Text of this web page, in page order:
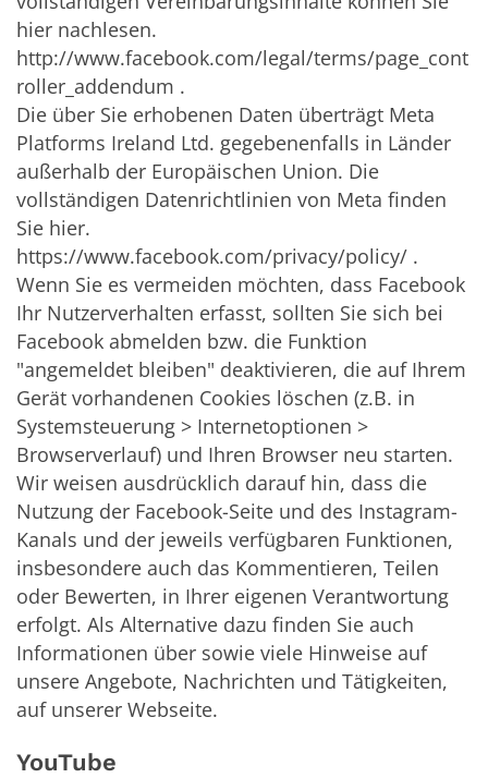
hier nachlesen.
http://www.facebook.com/legal/terms/page_cont
roller_addendum .
Die über Sie erhobenen Daten überträgt Meta
Platforms Ireland Ltd. gegebenenfalls in Länder
außerhalb der Europäischen Union. Die
vollständigen Datenrichtlinien von Meta finden
Sie hier.
https://www.facebook.com/privacy/policy/ .
Wenn Sie es vermeiden möchten, dass Facebook
Ihr Nutzerverhalten erfasst, sollten Sie sich bei
Facebook abmelden bzw. die Funktion
"angemeldet bleiben" deaktivieren, die auf Ihrem
Gerät vorhandenen Cookies löschen (z.B. in
Systemsteuerung > Internetoptionen >
Browserverlauf) und Ihren Browser neu starten.
Wir weisen ausdrücklich darauf hin, dass die
Nutzung der Facebook-Seite und des Instagram-
Kanals und der jeweils verfügbaren Funktionen,
insbesondere auch das Kommentieren, Teilen
oder Bewerten, in Ihrer eigenen Verantwortung
erfolgt. Als Alternative dazu finden Sie auch
Informationen über sowie viele Hinweise auf
unsere Angebote, Nachrichten und Tätigkeiten,
auf unserer Webseite.
YouTube